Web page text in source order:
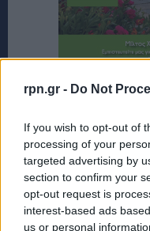
rpn.gr - Do Not
If you wish to opt-out of
processing of your
targeted advertising by
section to confirm your
opt-out request is
interest-based ads
us or personal